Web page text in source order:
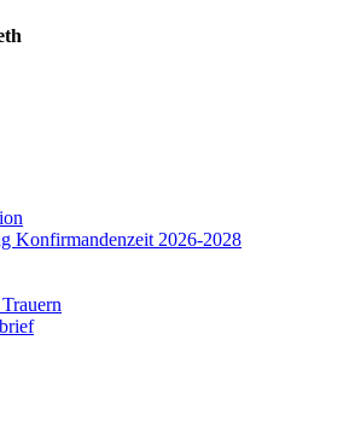
Konfirmandenzeit 2026-2028